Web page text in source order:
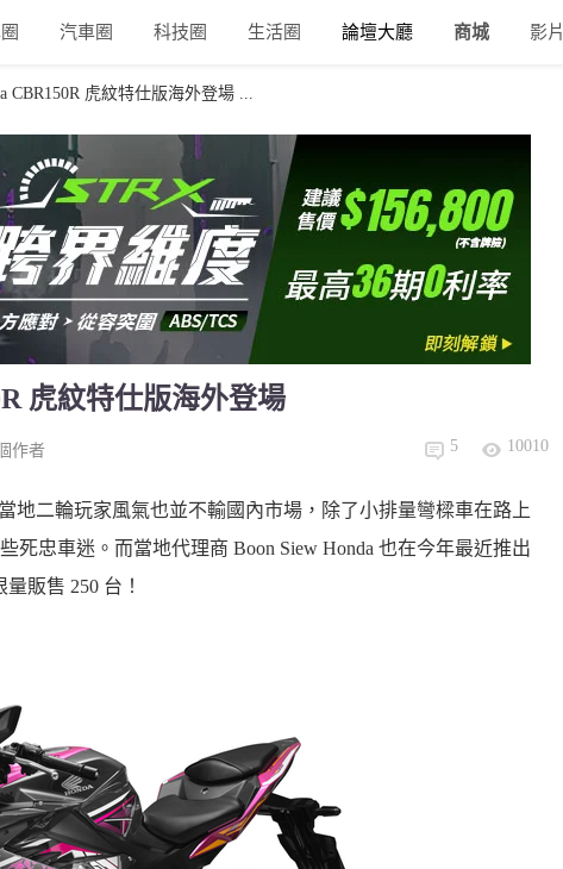
汽車圈 科技圈 生活圈 論壇大廳 商城 影片
CBR150R 虎紋特仕版海外登場 ...
虎紋特仕版海外登場
作者 5 10010
地二輪玩家風氣也並不輸國內市場，除了小排量彎樑車在路上
死忠車迷。而當地代理商 Boon Siew Honda 也在今年最近推出
販售 250 台！